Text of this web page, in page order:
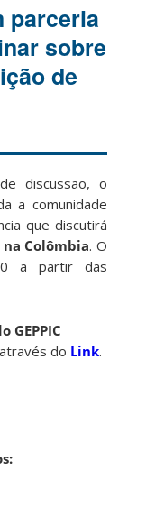
parceria
sobre
de
discussão, o
a comunidade
que discutirá
na Colômbia. O
a partir das
GEPPIC
do Link.